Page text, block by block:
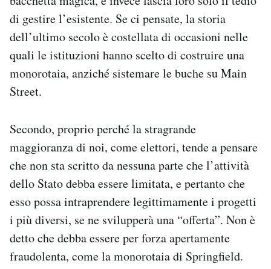
di gestire l’esistente. Se ci pensate, la storia
dell’ultimo secolo è costellata di occasioni nelle
quali le istituzioni hanno scelto di costruire una
monorotaia, anziché sistemare le buche su Main
Street.
Secondo, proprio perché la stragrande
maggioranza di noi, come elettori, tende a pensare
che non sta scritto da nessuna parte che l’attività
dello Stato debba essere limitata, e pertanto che
esso possa intraprendere legittimamente i progetti
i più diversi, se ne svilupperà una “offerta”. Non è
detto che debba essere per forza apertamente
fraudolenta, come la monorotaia di Springfield.